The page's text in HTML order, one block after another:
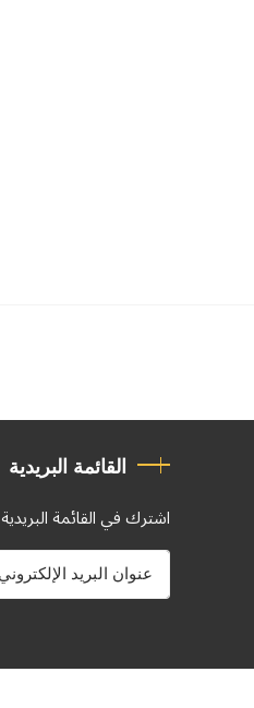
القائمة البريدية
اشترك في القائمة البريدية